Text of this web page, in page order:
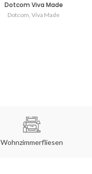
Dotcom Viva Made
Dotcom, Viva Made
Wohnzimmerfliesen